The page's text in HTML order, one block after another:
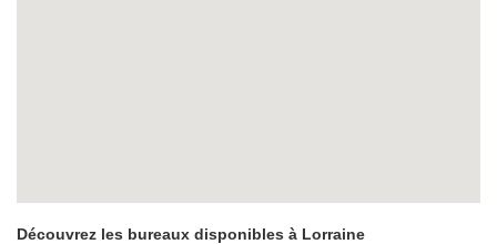
Découvrez les bureaux disponibles à Lorraine